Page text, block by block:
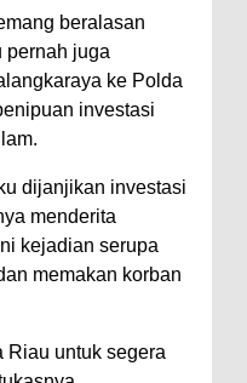
beralasan
pernah juga
ke Polda
investasi
dijanjikan investasi
menderita
kejadian serupa
memakan korban
Riau untuk segera